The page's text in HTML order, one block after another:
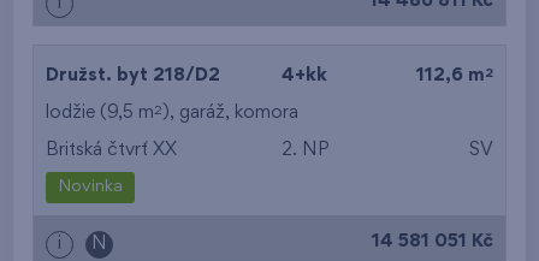
Družst. byt 218/D2 4+kk 112,6 m 2
lodžie (9,5 m2 ), garáž, komora
Britská čtvrť XX 2. NP SV
Novinka
i N 14 581 051 Kč